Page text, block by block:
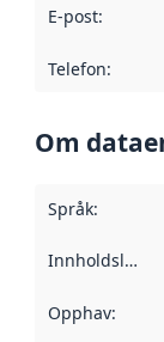
E-post:
Telefon:
Om
Språk:
Innholdsleverandører
Opphav: